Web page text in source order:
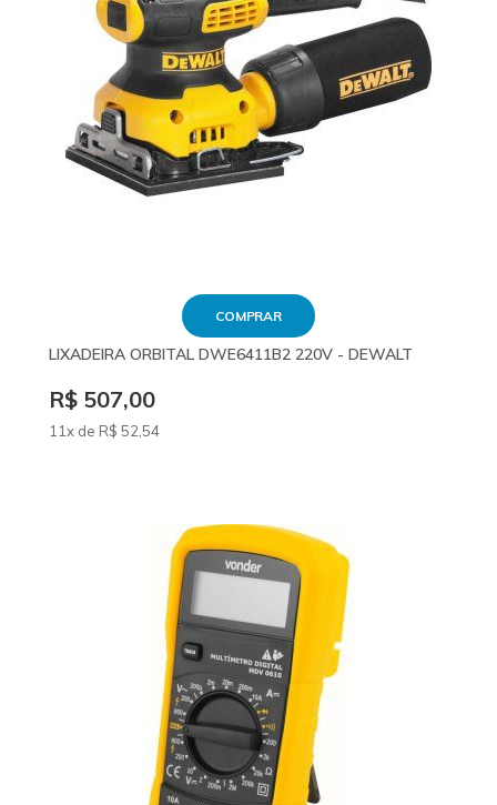
COMPRAR
LIXADEIRA ORBITAL DWE6411B2 220V - DEWALT
R$ 507,00
11x de R$ 52 ,54